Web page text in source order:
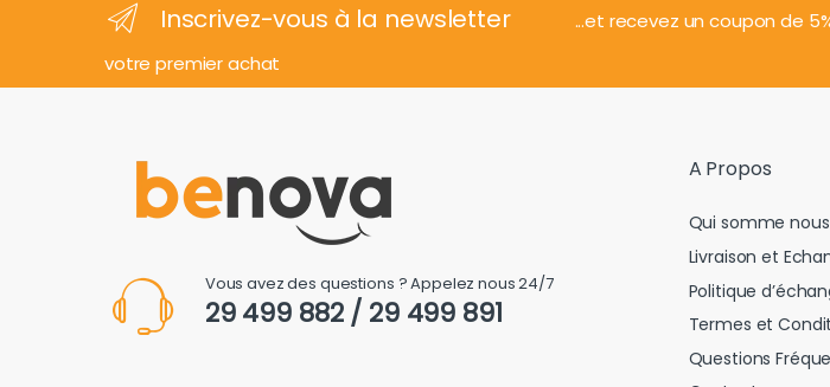
Inscrivez-vous à la newsletter
...et recevez un coupon de
votre premier achat
Vous avez des questions ? Appelez nous 24/7
29 499 882 / 29 499 891
A Propos
Qui somme nous
Livraison et
Politique
Termes et
Questions